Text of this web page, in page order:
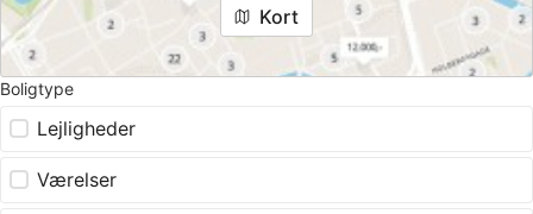
Kort
Boligtype
Lejligheder
Værelser